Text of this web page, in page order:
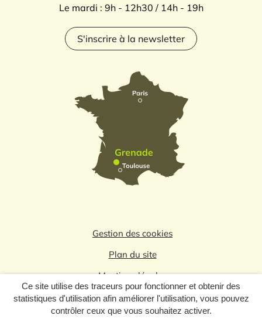
Ce site utilise des traceurs pour fonctionner et obtenir des
statistiques d'utilisation afin améliorer l'utilisation, vous pouvez
contrôler ceux que vous souhaitez activer.
Le mardi : 9h - 12h30 / 14h - 19h
S'inscrire à la newsletter
Gestion des cookies
Plan du site
Mentions légales
Politique de confidentialité